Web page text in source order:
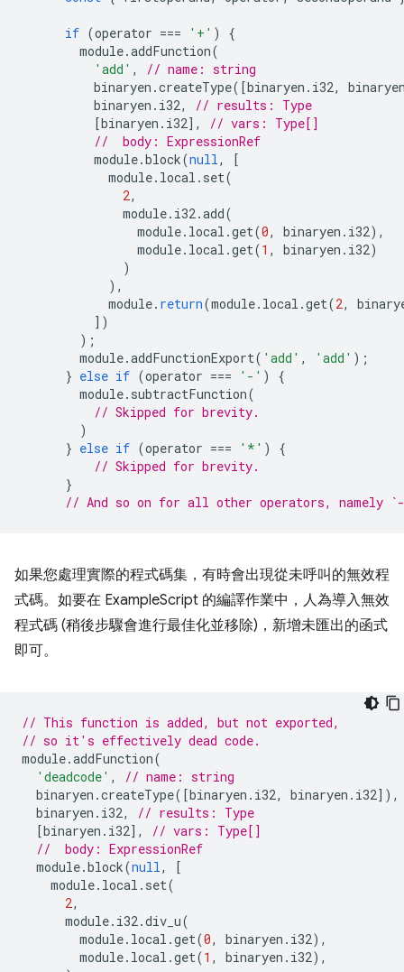
if (operator === '+' )
{
module.addFunction(
'add' ,
// name: string
binaryen .createType([binaryen . i32,
binaryen . i32,
// results: Type
[binaryen . i32],
// vars: Type[]
//  body: ExpressionRef
module.block(null ,
[
module. local . set(
2,
module. i32 .add(
module. local .get(0, binaryen . i32),
module. local .get(1 , binaryen . i32)
)
),
module. return(module. local .get(2,
])
);
module.addFunctionExport( 'add' , 'add' );
} else if (operator === '-' )
{
module. subtractFunction(
// Skipped for brevity.
)
} else if (operator === '*' )
{
// Skipped for brevity.
}
// And so on for all other operators,
如果您處理實際的程式碼集，有時會出現從未呼叫的無效程
式碼。如要在 ExampleScript 的編譯作業中，人為導入無效
程式碼 (稍後步驟會進行最佳化並移除)，新增未匯出的函式
即可。
// This function is added, but not exported,
// so it's effectively dead code.
module.addFunction(
'deadcode' ,
// name: string
binaryen .createType([binaryen . i32, binaryen . i32]),
binaryen . i32,
// results: Type
[binaryen . i32],
// vars: Type[]
//  body: ExpressionRef
module.block(null ,
[
module. local . set(
2,
module. i32 .div_u(
module. local .get(0, binaryen . i32),
module. local .get(1 , binaryen . i32),